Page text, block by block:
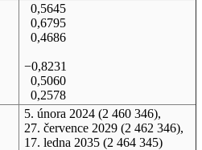
0,5645
0,6795
0,4686
−0,8231
0,5060
0,2578
5. února 2024(2 460 346),
27. července 2029(2 462 346),
17. ledna 2035(2 464 345)